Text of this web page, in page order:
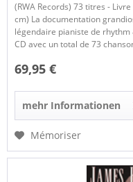
(RWA Records) 73 titres -
cm) La documentation
légendaire pianiste de
CD avec un total de 73
69,95 €
mehr Informationen
Mémoriser